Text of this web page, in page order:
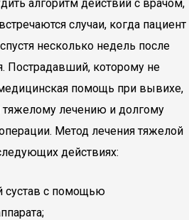
алгоритм действий с врачом,
случаи, когда пациент
несколько недель после
Пострадавший, которому не
помощь при вывихе,
лечению и долгому
Метод лечения тяжелой
действиях:
сустав с помощью